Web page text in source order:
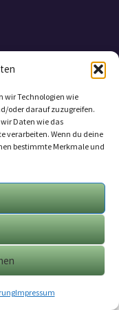
wir Technologien wie
oder darauf zuzugreifen.
Daten wie das
verarbeiten. Wenn du deine
bestimmte Merkmale und
Impressum